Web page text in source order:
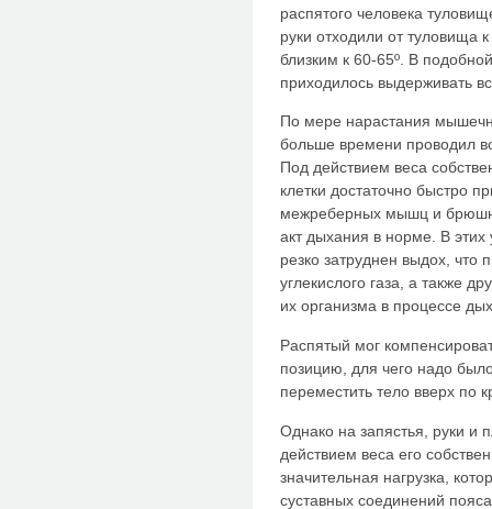
распятого человека
руки отходили от туловища
близким к 60-65º. В
приходилось выдерживать
По мере нарастания
больше времени проводил
Под действием веса
клетки достаточно быстро
межреберных мышц и
акт дыхания в норме. В
резко затруднен выдох, что
углекислого газа, а также
их организма в процессе
Распятый мог
позицию, для чего надо
переместить тело вверх по
Однако на запястья, руки и
действием веса его
значительная нагрузка,
суставных соединений